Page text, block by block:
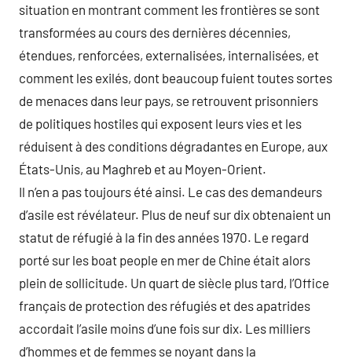
situation en montrant comment les frontières se sont
transformées au cours des dernières décennies,
étendues, renforcées, externalisées, internalisées, et
comment les exilés, dont beaucoup fuient toutes sortes
de menaces dans leur pays, se retrouvent prisonniers
de politiques hostiles qui exposent leurs vies et les
réduisent à des conditions dégradantes en Europe, aux
États-Unis, au Maghreb et au Moyen-Orient.
Il n’en a pas toujours été ainsi. Le cas des demandeurs
d’asile est révélateur. Plus de neuf sur dix obtenaient un
statut de réfugié à la fin des années 1970. Le regard
porté sur les boat people en mer de Chine était alors
plein de sollicitude. Un quart de siècle plus tard, l’Office
français de protection des réfugiés et des apatrides
accordait l’asile moins d’une fois sur dix. Les milliers
d’hommes et de femmes se noyant dans la